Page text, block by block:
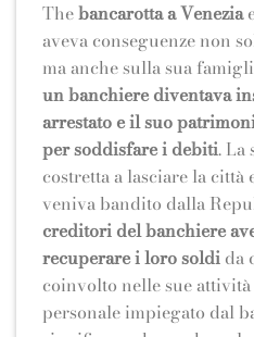
Thebancarotta a Venezia
aveva conseguenze non
ma anche sulla sua
un banchiere diventava
arrestato e il suo
per soddisfare i debiti. La
costretta a lasciare la città
veniva bandito dalla
creditori del banchiere
recuperare i loro soldi da
coinvolto nelle sue
personale impiegato dal